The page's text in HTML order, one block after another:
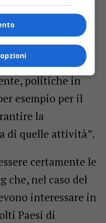
che alcune
aggiunto non
in Europa. A
di
politiche in
esempio per il
la
di quelle attività”.
certamente le
che, nel caso del
interessare in
Paesi di